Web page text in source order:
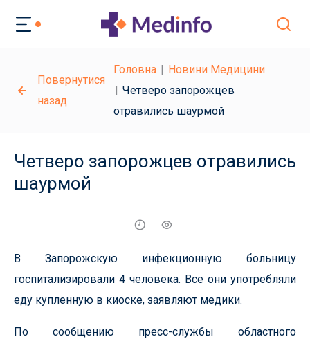
Повернутися
назад
Головна
Новини Медицини
Четверо запорожцев
отравились шаурмой
Четверо запорожцев отравились
шаурмой
В Запорожскую инфекционную больницу
госпитализировали 4 человека. Все они употребляли
еду купленную в киоске, заявляют медики.
По сообщению пресс-службы областного